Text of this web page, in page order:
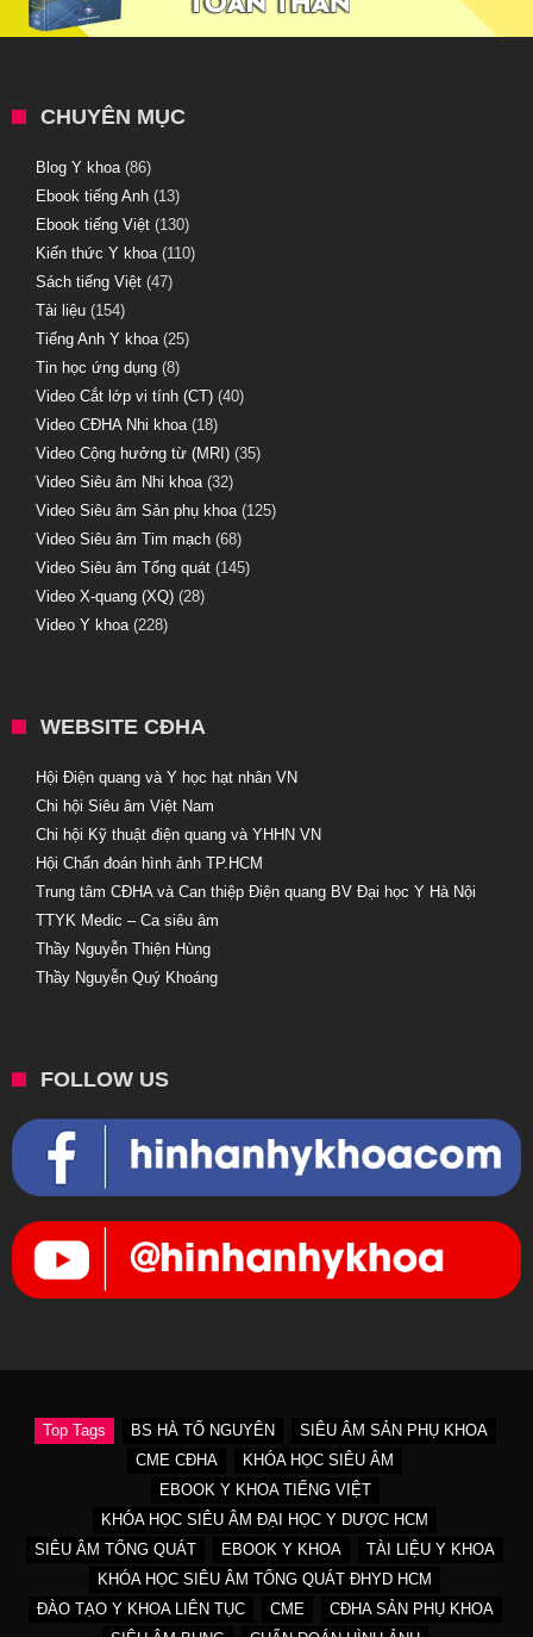
CHUYÊN MỤC
Blog Y khoa(86)
Ebook tiếng Anh (13)
Ebook tiếng Việt (130)
Kiến thức Y khoa(110)
Sách tiếng Việt (47)
Tài liệu (154)
Tiếng Anh Y khoa(25)
Tin học ứng dụng (8)
Video Cắt lớp vi tính (CT) (40)
Video CĐHA Nhi khoa(18)
Video Cộng hưởng từ (MRI) (35)
Video Siêu âm Nhi khoa(32)
Video Siêu âm Sản phụ khoa(125)
Video Siêu âm Tim mạch (68)
Video Siêu âm Tổng quát (145)
Video X-quang (XQ) (28)
Video Y khoa(228)
WEBSITE CĐHA
Hội Điện quang và Y học hạt nhân VN
Chi hội Siêu âm Việt Nam
Chi hội Kỹ thuật điện quang và YHHN VN
Hội Chẩn đoán hình ảnh TP.HCM
Trung tâm CĐHA và Can thiệp Điện quang BV Đại học Y Hà Nội
TTYK Medic – Ca siêu âm
Thầy Nguyễn Thiện Hùng
Thầy Nguyễn Quý Khoáng
FOLLOW US
Top Tags BS HÀ TỐ NGUYÊN
SIÊU ÂM SẢN PHỤ KHOA
CME CĐHA
KHÓA HỌC SIÊU ÂM
EBOOK Y KHOA TIẾNG VIỆT
KHÓA HỌC SIÊU ÂM ĐẠI HỌC Y DƯỢC HCM
SIÊU ÂM TỔNG QUÁT
EBOOK Y KHOA
TÀI LIỆU Y KHOA
KHÓA HỌC SIÊU ÂM TỔNG QUÁT ĐHYD HCM
ĐÀO TẠO Y KHOA LIÊN TỤC
CME
CĐHA SẢN PHỤ KHOA